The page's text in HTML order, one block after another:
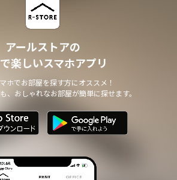
アールストアの
楽しいスマホアプリ
ホでお部屋を探す方にオススメ！
、おしゃれなお部屋が簡単に探せます。